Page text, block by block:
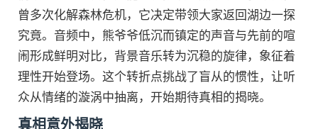
曾多次化解森林危机，它决定带领大家返回湖边一探
究竟。音频中，熊爷爷低沉而镇定的声音与先前的喧
闹形成鲜明对比，背景音乐转为沉稳的旋律，象征着
理性开始登场。这个转折点挑战了盲从的惯性，让听
众从情绪的漩涡中抽离，开始期待真相的揭晓。
真相意外揭晓